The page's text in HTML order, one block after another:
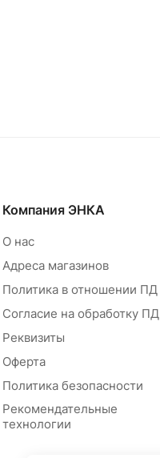
Компания ЭНКА
О нас
Адреса магазинов
Политика в отношении ПД
Согласие на обработку ПД
Реквизиты
Оферта
Политика безопасности
Рекомендательные
технологии